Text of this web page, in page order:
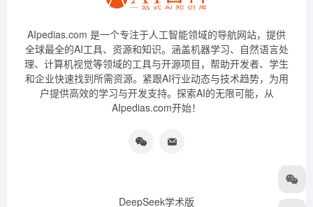
AIpedias.com 是一个专注于人工智能领域的导航网站，提供
全球最全的AI工具、资源和知识。涵盖机器学习、自然语言处
理、计算机视觉等领域的工具与开源项目，帮助开发者、学生
和企业快速找到所需资源。紧跟AI行业动态与技术趋势，为用
户提供高效的学习与开发支持。探索AI的无限可能，从
AIpedias.com开始！
DeepSeek学术版